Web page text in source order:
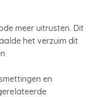
meer uitrusten. Dit
het verzuim dit
en